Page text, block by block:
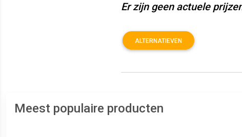
Er zijn geen actuele
ALTERNATIEVEN
Meest populaire producten